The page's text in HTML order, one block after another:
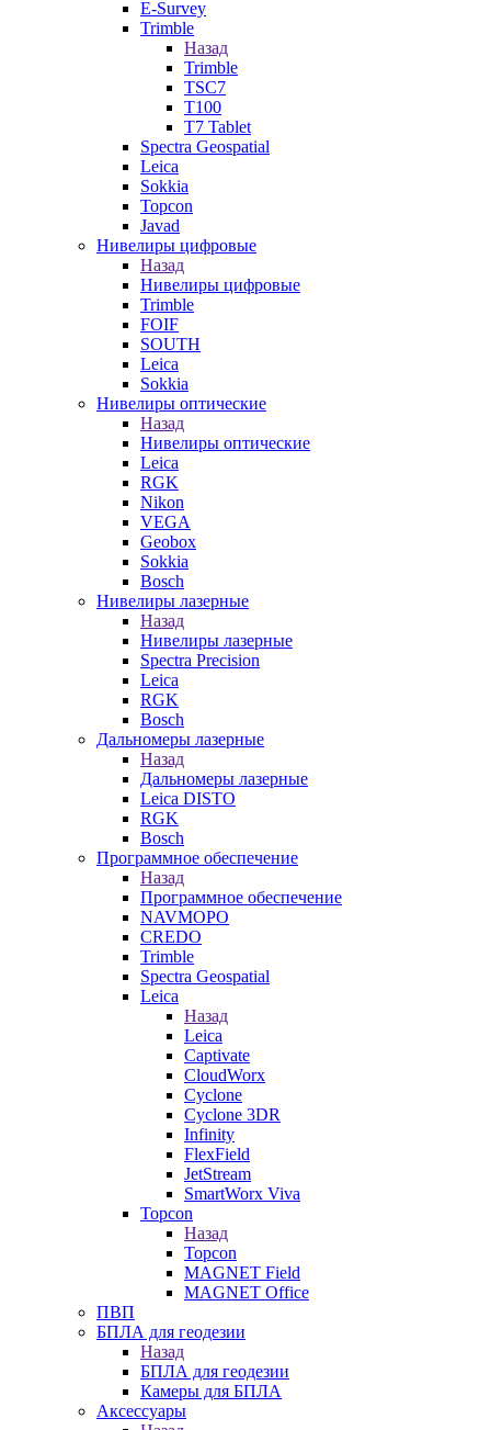
E-Survey
Trimble
Назад
Trimble
TSC7
T100
T7 Tablet
Spectra Geospatial
Leica
Sokkia
Topcon
Javad
Нивелиры цифровые
Назад
Нивелиры цифровые
Trimble
FOIF
SOUTH
Leica
Sokkia
Нивелиры оптические
Назад
Нивелиры оптические
Leica
RGK
Nikon
VEGA
Geobox
Sokkia
Bosch
Нивелиры лазерные
Назад
Нивелиры лазерные
Spectra Precision
Leica
RGK
Bosch
Дальномеры лазерные
Назад
Дальномеры лазерные
Leica DISTO
RGK
Bosch
Программное обеспечение
Назад
Программное обеспечение
NAVMOPO
CREDO
Trimble
Spectra Geospatial
Leica
Назад
Leica
Captivate
CloudWorx
Cyclone
Cyclone 3DR
Infinity
FlexField
JetStream
SmartWorx Viva
Topcon
Назад
Topcon
MAGNET Field
MAGNET Office
ПВП
БПЛА для геодезии
Назад
БПЛА для геодезии
Камеры для БПЛА
Аксессуары